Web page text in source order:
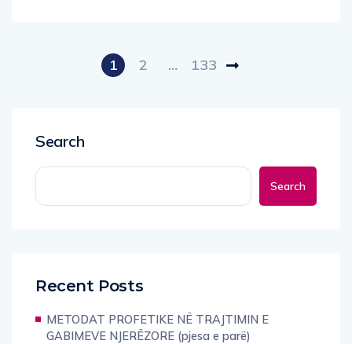
1 2 … 133
Search
Search
Recent Posts
METODAT PROFETIKE NË TRAJTIMIN E
GABIMEVE NJERËZORE (pjesa e parë)